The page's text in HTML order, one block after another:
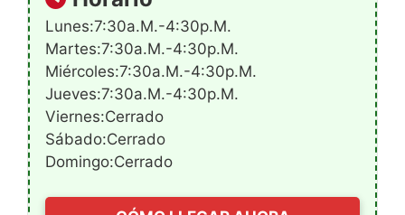
Lunes:7:30a.m.-4:30p.m.
Martes:7:30a.m.-4:30p.m.
Miércoles:7:30a.m.-4:30p.m.
Jueves:7:30a.m.-4:30p.m.
Viernes:Cerrado
Sábado:Cerrado
Domingo:Cerrado